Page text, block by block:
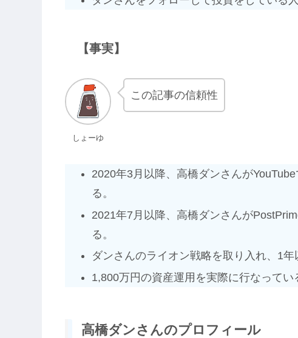
【事実】
しょーゆ
この記事の信頼性
2020年3月以降、高橋ダンさんが
る。
2021年7月以降、高橋ダンさんが
る。
ダンさんのライオン戦略を取り入れ、1年
1,800万円の資産運用を実際に行なってい
高橋ダンさんのプロフィール